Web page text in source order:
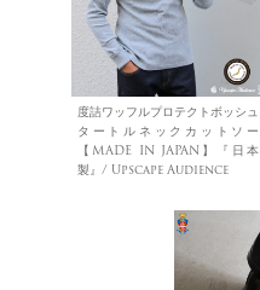
度詰ワッフルプロテクトボッシュ
タートルネックカットソー
【MADE IN JAPAN】『日本
製』/ Upscape Audience